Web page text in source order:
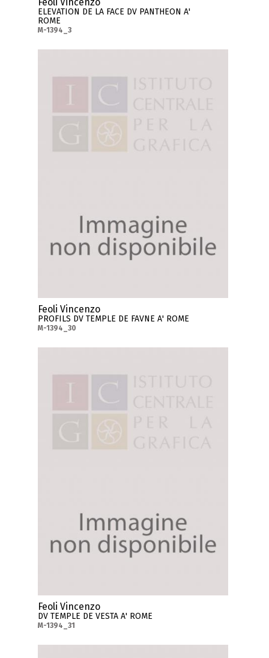
Feoli Vincenzo
ELEVATION DE LA FACE DV PANTHEON A'
ROME
M-1394_3
Feoli Vincenzo
PROFILS DV TEMPLE DE FAVNE A' ROME
M-1394_30
Feoli Vincenzo
DV TEMPLE DE VESTA A' ROME
M-1394_31